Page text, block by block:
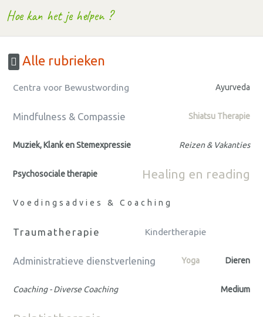
Hoe kan het je helpen ?
Alle rubrieken
Centra voor Bewustwording Ayurveda
Mindfulness & Compassie Shiatsu Therapie
Muziek, Klank en Stemexpressie Reizen & Vakanties
Psychosociale therapie Healing en reading
Voedingsadvies & Coaching
Traumatherapie Kindertherapie
Administratieve dienstverlening Yoga Dieren
Coaching - Diverse Coaching Medium